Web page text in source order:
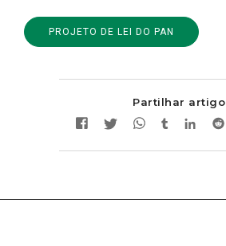
PROJETO DE LEI DO PAN
Partilhar artigo